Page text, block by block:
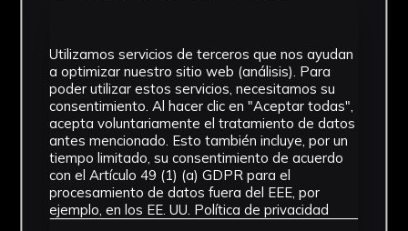
Cronología
1991
Estilo
Abstracción Geométrica
Técnica
Utilizamos servicios de terceros que nos ayudan
a optimizar nuestro sitio web (análisis). Para
poder utilizar estos servicios, necesitamos su
consentimiento. Al hacer clic en "Aceptar todas",
acepta voluntariamente el tratamiento de datos
antes mencionado. Esto también incluye, por un
tiempo limitado, su consentimiento de acuerdo
con el Artículo 49 (1) (a) GDPR para el
procesamiento de datos fuera del EEE, por
ejemplo, en los EE. UU. Política de privacidad